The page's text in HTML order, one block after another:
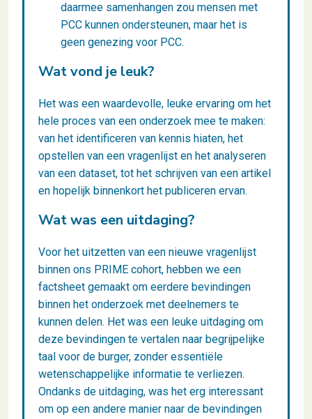
daarmee samenhangen zou mensen met
PCC kunnen ondersteunen, maar het is
geen genezing voor PCC.
Wat vond je leuk?
Het was een waardevolle, leuke ervaring om het
hele proces van een onderzoek mee te maken:
van het identificeren van kennis hiaten, het
opstellen van een vragenlijst en het analyseren
van een dataset, tot het schrijven van een artikel
en hopelijk binnenkort het publiceren ervan.
Wat was een uitdaging?
Voor het uitzetten van een nieuwe vragenlijst
binnen ons PRIME cohort, hebben we een
factsheet gemaakt om eerdere bevindingen
binnen het onderzoek met deelnemers te
kunnen delen. Het was een leuke uitdaging om
deze bevindingen te vertalen naar begrijpelijke
taal voor de burger, zonder essentiële
wetenschappelijke informatie te verliezen.
Ondanks de uitdaging, was het erg interessant
om op een andere manier naar de bevindingen